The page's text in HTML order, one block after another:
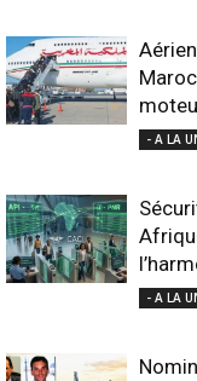
- A LA
- A LA